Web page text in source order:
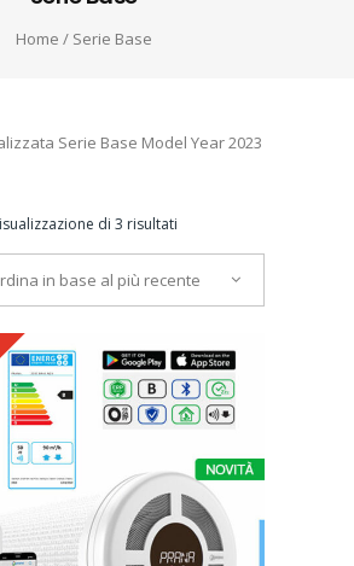
Home / Serie Base
Serie Base Model Year 2023
di 3 risultati
in base al più recente